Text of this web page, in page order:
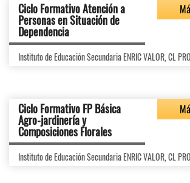
Ciclo Formativo Atención a
Personas en Situación de
Dependencia
Instituto de Educación Secundaria ENRIC VALOR, CL
Ciclo Formativo FP Básica
Agro-jardinería y
Composiciones Florales
Instituto de Educación Secundaria ENRIC VALOR, CL